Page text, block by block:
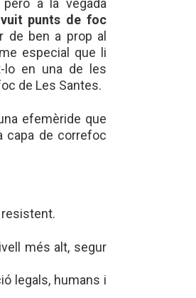
a la vegada
punts de foc
de ben a prop al
especial que li
lo en una de les
de Les Santes.
efemèride que
capa de correfoc
resistent.
més alt, segur
legals, humans i